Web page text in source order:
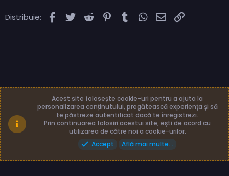
Distribuie: Facebook
TwitterReddit PinterestTumblrWhatsApp
Email
Română (RO)
Termeni și reguli
Politică de confidențialitate
Ajutor Acasă
Made with
Acest site folosește cookie-uri pentru a ajuta la
personalizarea conținutului, pregătească experiența și să
te păstreze autentificat dacă te înregistrezi.
Prin continuarea folosiri acestui site, ești de acord cu
utilizarea de către noi a cookie-urilor.
Accept
Află mai multe...